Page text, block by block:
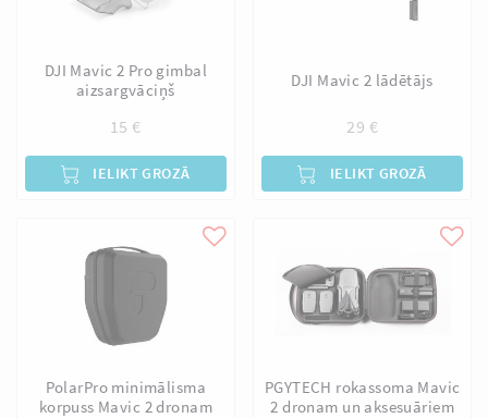
DJI Mavic 2 Pro gimbal
aizsargvāciņš
15€
IELIKT GROZĀ
DJI Mavic 2 lādētājs
29 €
IELIKT GROZĀ
PolarPro minimālisma
korpuss Mavic 2 dronam
PGYTECH rokassoma Mavic
2 dronam un aksesuāriem